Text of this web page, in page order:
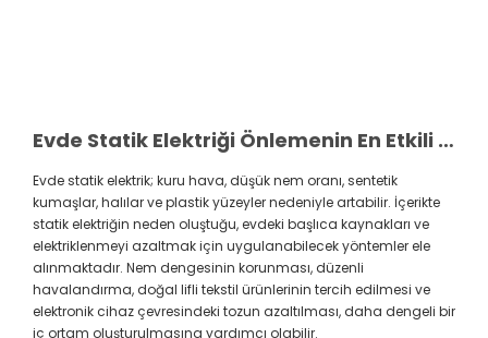
Evde Statik Elektriği Önlemenin En Etkili Yolu Nedir?
Evde statik elektrik; kuru hava, düşük nem oranı, sentetik
kumaşlar, halılar ve plastik yüzeyler nedeniyle artabilir. İçerikte
statik elektriğin neden oluştuğu, evdeki başlıca kaynakları ve
elektriklenmeyi azaltmak için uygulanabilecek yöntemler ele
alınmaktadır. Nem dengesinin korunması, düzenli
havalandırma, doğal lifli tekstil ürünlerinin tercih edilmesi ve
elektronik cihaz çevresindeki tozun azaltılması, daha dengeli bir
iç ortam oluşturulmasına yardımcı olabilir.